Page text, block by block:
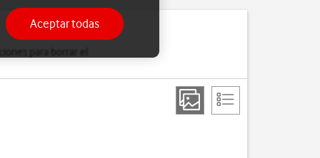
Aceptar todas